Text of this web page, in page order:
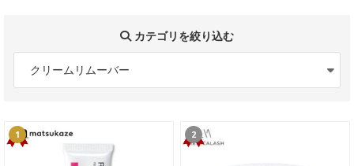
カテゴリを絞り込む
クリームリムーバー
1 2